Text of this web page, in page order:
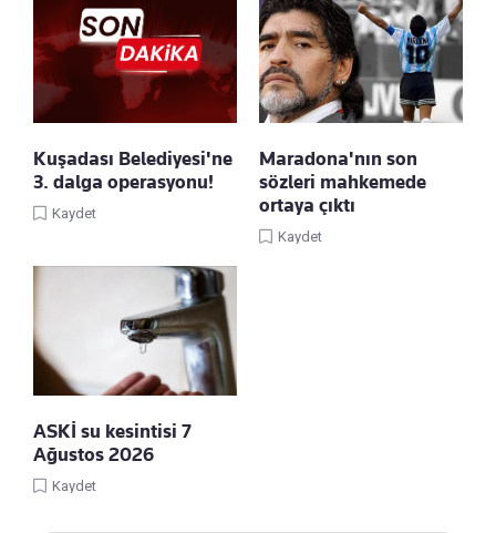
Kuşadası Belediyesi'ne
3. dalga operasyonu!
Kaydet
Maradona'nın son
sözleri mahkemede
ortaya çıktı
Kaydet
ASKİ su kesintisi 7
Ağustos 2026
Kaydet